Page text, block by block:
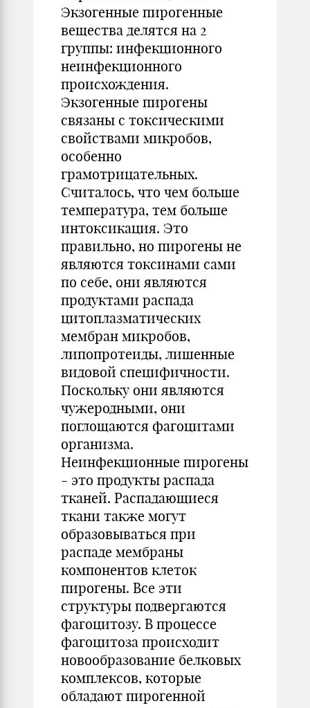
Экзогенные пирогенные
вещества делятся на 2
группы: инфекционного
неинфекционного
происхождения.
Экзогенные пирогены
связаны с токсическими
свойствами микробов,
особенно
грамотрицательных.
Считалось, что чем больше
температура, тем больше
интоксикация. Это
правильно, но пирогены не
являются токсинами сами
по себе, они являются
продуктами распада
цитоплазматических
мембран микробов,
липопротеиды, лишенные
видовой специфичности.
Поскольку они являются
чужеродными, они
поглощаются фагоцитами
организма.
Неинфекционные пирогены
- это продукты распада
тканей. Распадающиеся
ткани также могут
образовываться при
распаде мембраны
компонентов клеток
пирогены. Все эти
структуры подвергаются
фагоцитозу. В процессе
фагоцитоза происходит
новообразование белковых
комплексов, которые
обладают пирогенной